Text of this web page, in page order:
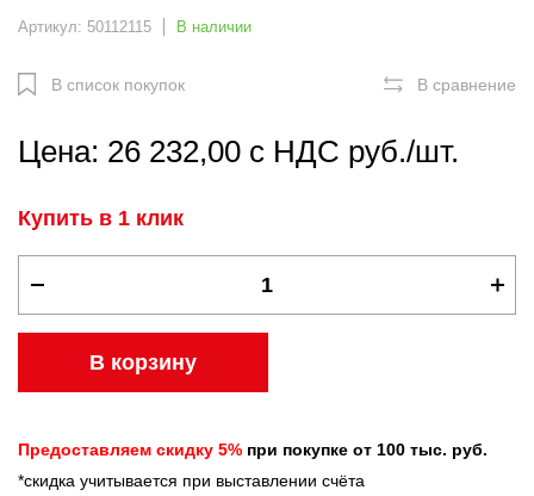
Артикул: 50112115 В наличии
В список покупок В сравнение
Цена: 26 232,00 с НДС руб./шт.
Купить в 1 клик
В корзину
Предоставляем скидку 5% при покупке от 100 тыс. руб.
*скидка учитывается при выставлении счёта